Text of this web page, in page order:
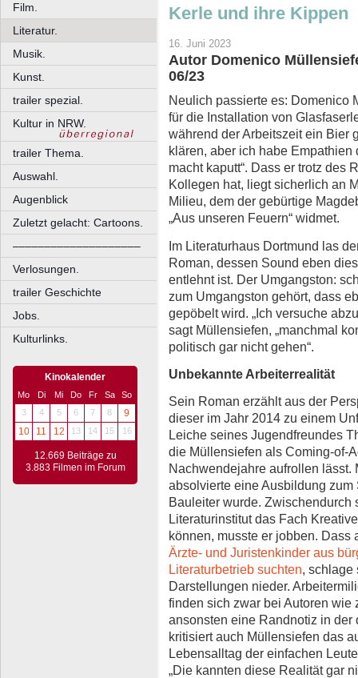
Film.
Literatur.
Musik.
Kunst.
trailer spezial.
Kultur in NRW.
trailer Thema.
Auswahl.
Augenblick
Zuletzt gelacht: Cartoons.
––––––––––––––––––––
Verlosungen.
trailer Geschichte
Jobs.
Kulturlinks.
Kinokalender
Mo Di Mi Do Fr Sa
So
3
4 5 6 7 8
9
10
11 12 13 14 15 16
12.669 Beiträge zu
3.883 Filmen im Forum
Kerle und ihre Kippen
16. Juni 2023
Autor Domenico
06/23
Neulich passierte es: Domenico
für die Installation von
während der Arbeitszeit ein Bier
klären, aber ich habe Empathien
macht kaputt“. Dass er trotz des
Kollegen hat, liegt sicherlich an
Milieu, dem der gebürtige
„Aus unseren Feuern“ widmet.
Im Literaturhaus Dortmund las
Roman, dessen Sound eben
entlehnt ist. Der Umgangston:
zum Umgangston gehört, dass
gepöbelt wird. „Ich versuche
sagt Müllensiefen, „manchmal
politisch gar nicht gehen“.
Unbekannte Arbeiterrealität
Sein Roman erzählt aus der
dieser im Jahr 2014 zu einem
Leiche seines Jugendfreundes
die Müllensiefen als Coming-of-
Nachwendejahre aufrollen lässt.
absolvierte eine Ausbildung
Bauleiter wurde. Zwischendurch
Literaturinstitut das Fach
können, musste er jobben. Dass
Ärzte- und Juristenkinder aus
Literaturbetrieb suchten, schlage
Darstellungen nieder.
finden sich zwar bei Autoren wie
ansonsten eine Randnotiz in
kritisiert auch Müllensiefen das
Lebensalltag der einfachen
„Die kannten diese Realität gar